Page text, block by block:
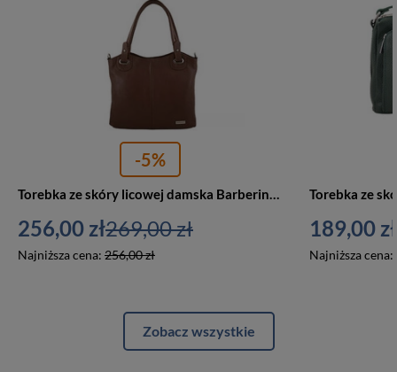
-5%
Torebka ze skóry licowej damska Barberini's 982-6 shopper A4 brązowa
256,00 zł
Najniższa cena: 256,00 zł
269,00 zł 189,00 zł
Najniższa cena:
Zobacz wszystkie